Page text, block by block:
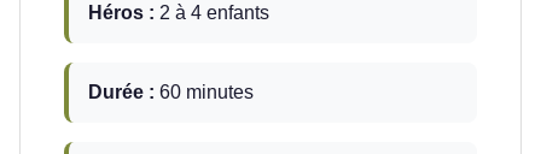
Héros : 2 à 4 enfants
Durée : 60 minutes